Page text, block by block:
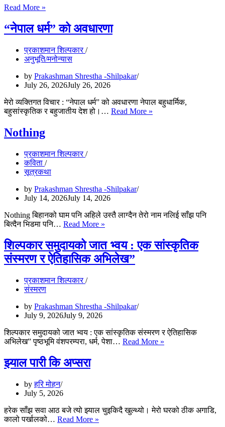
Read More »
ढुङ्गालाई
“नेपाल धर्म” को अवधारणा
प्रकाशमान शिल्पकार
अनुभूति/मनोन्यास
by Prakashman Shrestha -Shilpakar
July 26, 2026July 26, 2026
मेरो व्यक्तिगत विचार : “नेपाल धर्म” को अवधारणा नेपाल बहुधार्मिक,
बहुसांस्कृतिक र बहुजातीय देश हो।… Read More » “नेपाल
Nothing
प्रकाशमान शिल्पकार
कविता
सूत्रकथा
by Prakashman Shrestha -Shilpakar
July 14, 2026July 14, 2026
Nothing बिहानको घाम पनि अहिले उस्तै लाग्दैन तेरो नाम नलिई साँझ पनि
बित्दैन भिडमा पनि… Read More »
शिल्पकार समुदायको जात भ्वय : एक सांस्कृतिक
संस्मरण र ऐतिहासिक अभिलेख”
प्रकाशमान शिल्पकार
संस्मरण
by Prakashman Shrestha -Shilpakar
July 9, 2026July 9, 2026
शिल्पकार समुदायको जात भ्वय : एक सांस्कृतिक संस्मरण र ऐतिहासिक
अभिलेख” पृष्ठभूमि वंशपरम्परा, धर्म, पेशा… Read More »
संस्मरण
र
झ्याल पारी कि अप्सरा
byहरि मोहन
July 5, 2026
हरेक साँझ सवा आठ बजे त्यो झ्याल चुइकिदै खुल्थ्यो। मेरो घरको ठीक अगाडि,
कालो पर्खालको… Read More »